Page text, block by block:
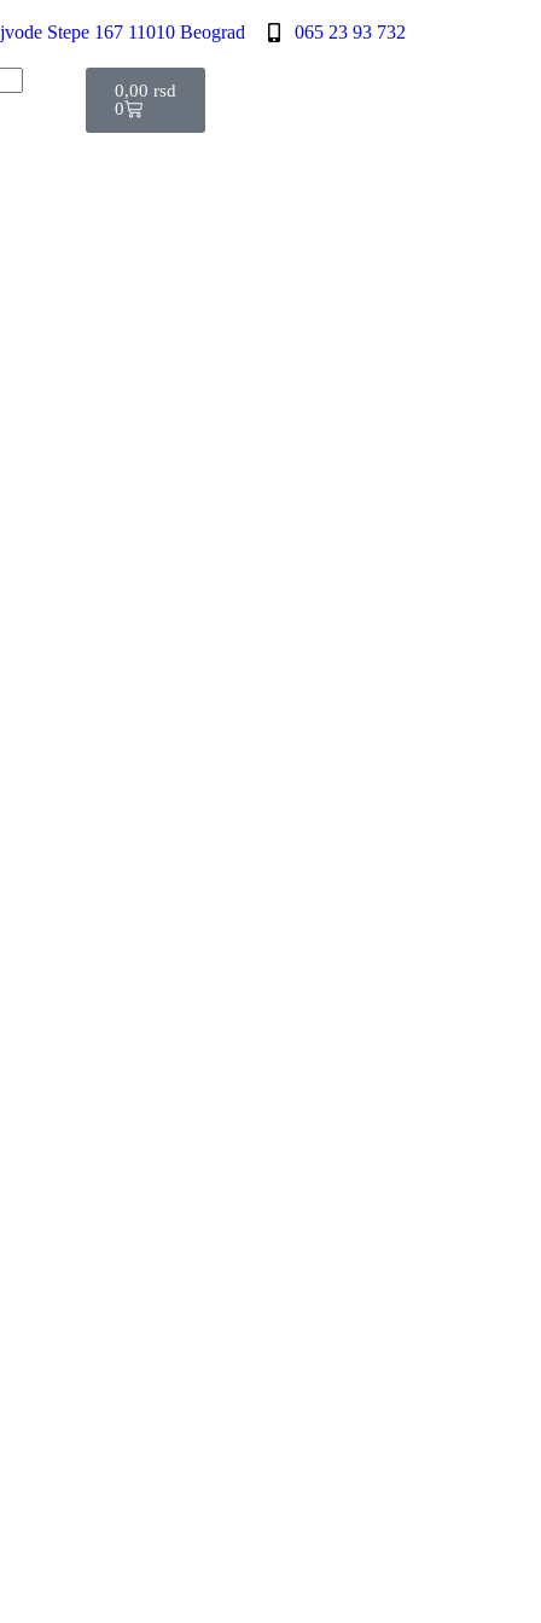
Stepe 167 11010 Beograd 065 23 93 732
0,00 rsd
0